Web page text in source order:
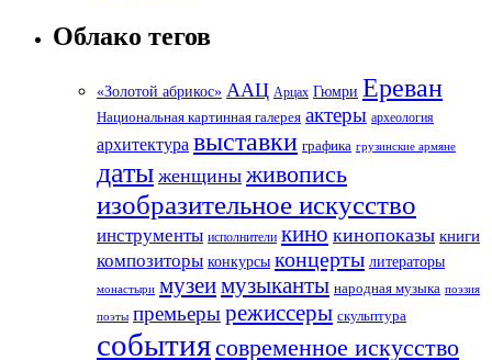
Облако тегов
«Золотой абрикос» ААЦ Арцах Гюмри Ереван
Национальная картинная галерея актеры археология
архитектура выставки графика грузинские армяне
даты женщины живопись
изобразительное искусство
инструменты исполнители кино кинопоказы книги
композиторы конкурсы концерты литераторы
монастыри музеимузыканты народная музыка поэзия
поэты премьерырежиссеры скульптура
событиясовременное искусство